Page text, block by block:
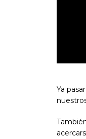
Ya